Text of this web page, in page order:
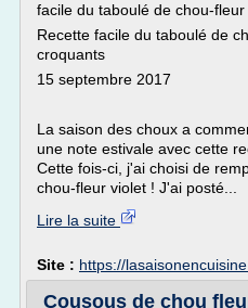
facile du taboulé de chou-
Recette facile du taboulé de
croquants
15 septembre 2017
La saison des choux a
une note estivale avec cette
Cette fois-ci, j'ai choisi de
chou-fleur violet ! J'ai posté...
Lire la suite
Site : https://
Cousous de chou